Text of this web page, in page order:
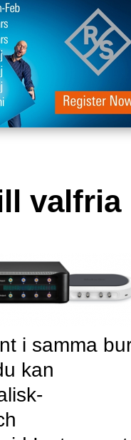
valfria
i samma
kan